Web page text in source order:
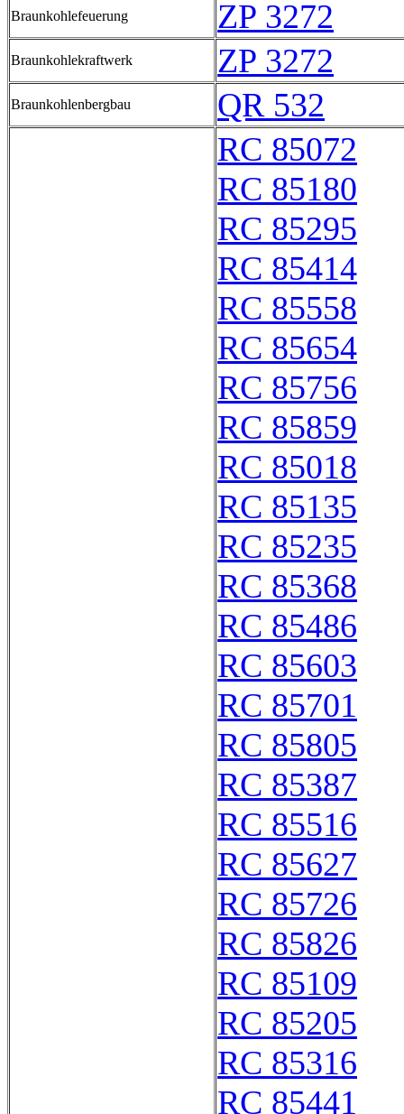
Braunkohlefeuerung ZP 3272
Braunkohlekraftwerk ZP 3272
Braunkohlenbergbau
QR 532
RC 85072
RC 85180
RC 85295
RC 85414
RC 85558
RC 85654
RC 85756
RC 85859
RC 85018
RC 85135
RC 85235
RC 85368
RC 85486
RC 85603
RC 85701
RC 85805
RC 85387
RC 85516
RC 85627
RC 85726
RC 85826
RC 85109
RC 85205
RC 85316
RC 85441